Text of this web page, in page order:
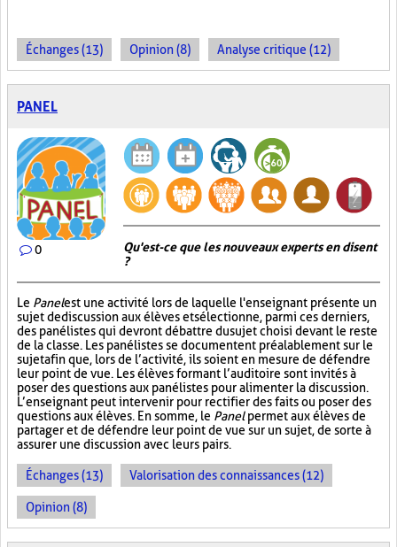
Échanges (13) Opinion (8) Analyse critique (12)
PANEL
0
Qu'est-ce que les nouveaux experts en disent
?
Le Panelest une activité lors de laquelle l'enseignant présente un
sujet de discussion aux élèves et sélectionne, parmi ces derniers,
des panélistes qui devront débattre du sujet choisi devant le reste
de la classe. Les panélistes se documentent préalablement sur le
sujet afin que, lors de l’activité, ils soient en mesure de défendre
leur point de vue. Les élèves formant l’auditoire sont invités à
poser des questions aux panélistes pour alimenter la discussion.
L’enseignant peut intervenir pour rectifier des faits ou poser des
questions aux élèves. En somme, le Panelpermet aux élèves de
partager et de défendre leur point de vue sur un sujet, de sorte à
assurer une discussion avec leurs pairs.
Échanges (13) Valorisation des connaissances (12)
Opinion (8)